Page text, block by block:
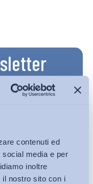
contenuti ed
social media e per
inoltre
il nostro sito con i